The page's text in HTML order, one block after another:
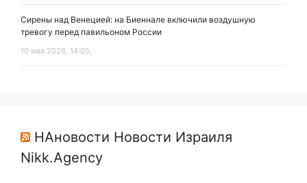
Сирены над Венецией: на Биеннале включили воздушную
тревогу перед павильоном России
10 мая 2026, 14:05,
НАновости Новости Израиля
Nikk.Agency